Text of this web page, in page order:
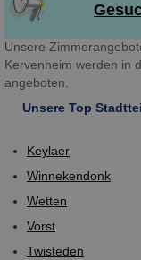
Unsere
Kervenheim werden in
angeboten.
Unsere Top
Keylaer
Winnekendonk
Wetten
Vorst
Twisteden